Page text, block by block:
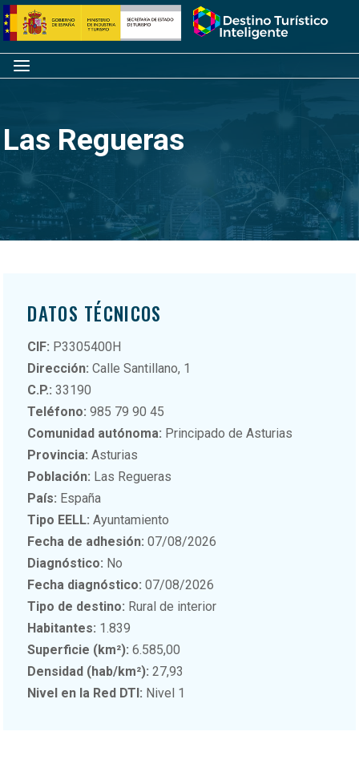
Saltar
al
contenido
Inicio
Menú
Las Regueras
DATOS TÉCNICOS
CIF: P3305400H
Dirección: Calle Santillano, 1
C.P.: 33190
Teléfono: 985 79 90 45
Comunidad autónoma: Principado de Asturias
Provincia: Asturias
Población: Las Regueras
País: España
Tipo EELL: Ayuntamiento
Fecha de adhesión: 07/08/2026
Diagnóstico: No
Fecha diagnóstico: 07/08/2026
Tipo de destino: Rural de interior
Habitantes: 1.839
Superficie (km²): 6.585,00
Densidad (hab/km²): 27,93
Nivel en la Red DTI: Nivel 1